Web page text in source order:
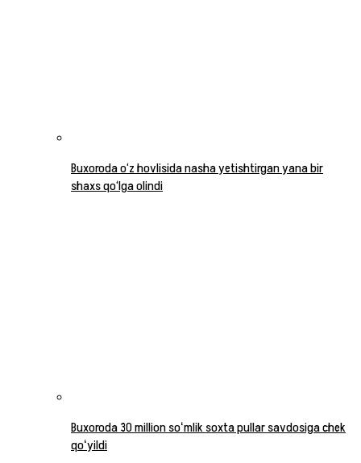
Buxoroda o‘z hovlisida nasha yetishtirgan yana bir
shaxs qo‘lga olindi
Buxoroda 30 million soʻmlik soxta pullar savdosiga chek
qoʻyildi